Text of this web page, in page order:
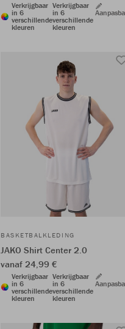
Verkrijgbaar
in 6
verschillende
kleuren
Verkrijgbaar
in 6
verschillende
kleuren
BASKETBALKLEDING
JAKO Shirt Center 2.0
vanaf 24,99 €
Verkrijgbaar
in 6
verschillende
kleuren
Verkrijgbaar
in 6
verschillende
kleuren